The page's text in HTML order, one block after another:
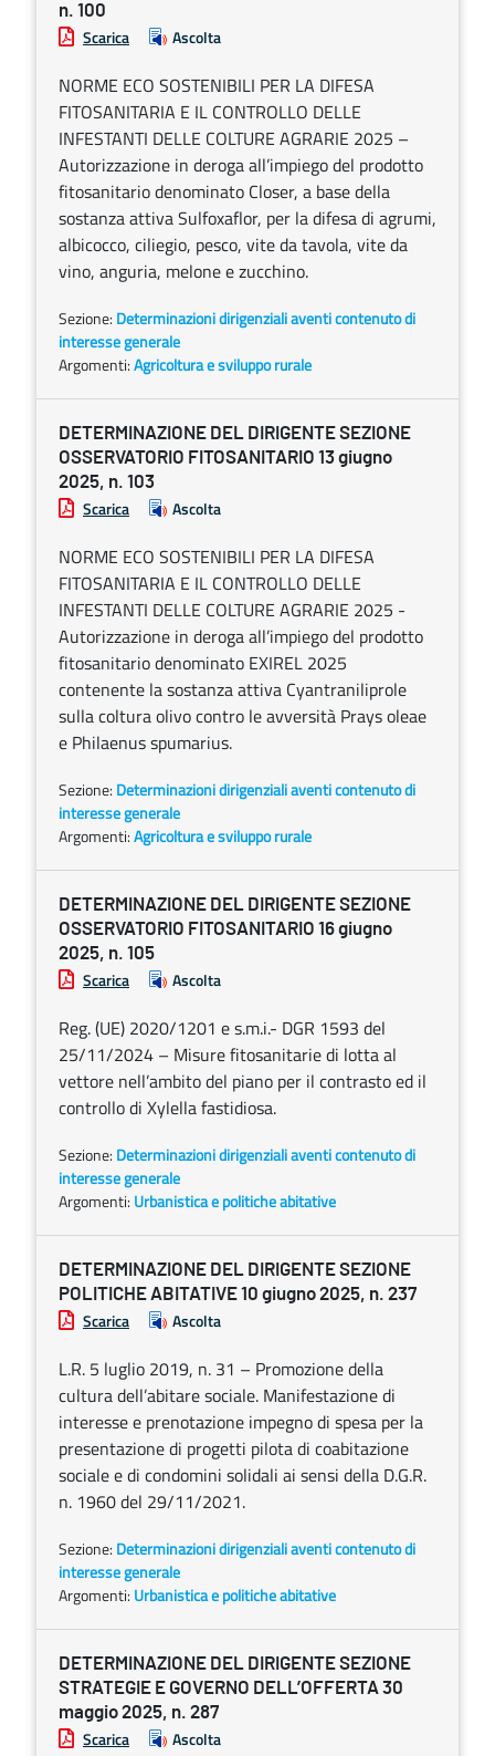
n. 100
Scarica Ascolta
NORME ECO SOSTENIBILI PER LA DIFESA
FITOSANITARIA E IL CONTROLLO DELLE
INFESTANTI DELLE COLTURE AGRARIE 2025 –
Autorizzazione in deroga all’impiego del prodotto
fitosanitario denominato Closer, a base della
sostanza attiva Sulfoxaflor, per la difesa di agrumi,
albicocco, ciliegio, pesco, vite da tavola, vite da
vino, anguria, melone e zucchino.
Sezione: Determinazioni dirigenziali aventi contenuto di
interesse generale
Argomenti:Agricoltura e sviluppo rurale
DETERMINAZIONE DEL DIRIGENTE SEZIONE
OSSERVATORIO FITOSANITARIO 13 giugno
2025, n. 103
Scarica Ascolta
NORME ECO SOSTENIBILI PER LA DIFESA
FITOSANITARIA E IL CONTROLLO DELLE
INFESTANTI DELLE COLTURE AGRARIE 2025 -
Autorizzazione in deroga all’impiego del prodotto
fitosanitario denominato EXIREL 2025
contenente la sostanza attiva Cyantraniliprole
sulla coltura olivo contro le avversità Prays oleae
e Philaenus spumarius.
Sezione: Determinazioni dirigenziali aventi contenuto di
interesse generale
Argomenti:Agricoltura e sviluppo rurale
DETERMINAZIONE DEL DIRIGENTE SEZIONE
OSSERVATORIO FITOSANITARIO 16 giugno
2025, n. 105
Scarica Ascolta
Reg. (UE) 2020/1201 e s.m.i.- DGR 1593 del
25/11/2024 – Misure fitosanitarie di lotta al
vettore nell’ambito del piano per il contrasto ed il
controllo di Xylella fastidiosa.
Sezione: Determinazioni dirigenziali aventi contenuto di
interesse generale
Argomenti: Urbanistica e politiche abitative
DETERMINAZIONE DEL DIRIGENTE SEZIONE
POLITICHE ABITATIVE 10 giugno 2025, n. 237
Scarica Ascolta
L.R. 5 luglio 2019, n. 31 – Promozione della
cultura dell’abitare sociale. Manifestazione di
interesse e prenotazione impegno di spesa per la
presentazione di progetti pilota di coabitazione
sociale e di condomini solidali ai sensi della D.G.R.
n. 1960 del 29/11/2021.
Sezione: Determinazioni dirigenziali aventi contenuto di
interesse generale
Argomenti: Urbanistica e politiche abitative
DETERMINAZIONE DEL DIRIGENTE SEZIONE
STRATEGIE E GOVERNO DELL’OFFERTA 30
maggio 2025, n. 287
Scarica Ascolta